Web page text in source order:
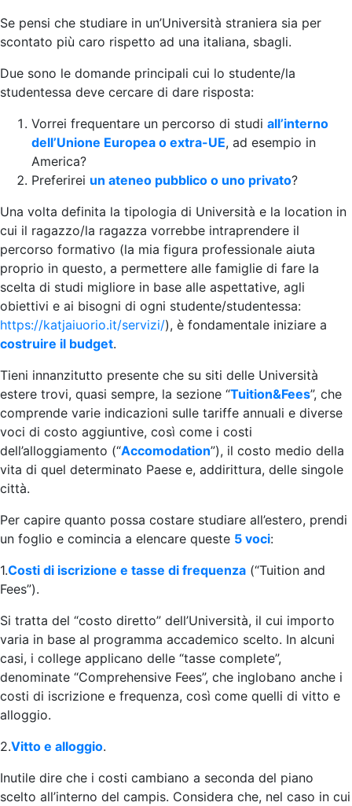
Se pensi che studiare in un’Università straniera sia per
scontato più caro rispetto ad una italiana, sbagli.
Due sono le domande principali cui lo studente/la
studentessa deve cercare di dare risposta:
Vorrei frequentare un percorso di studi all’interno
dell’Unione Europea o extra-UE, ad esempio in
America?
Preferirei un ateneo pubblico o uno privato?
Una volta definita la tipologia di Università e la location in
cui il ragazzo/la ragazza vorrebbe intraprendere il
percorso formativo (la mia figura professionale aiuta
proprio in questo, a permettere alle famiglie di fare la
scelta di studi migliore in base alle aspettative, agli
obiettivi e ai bisogni di ogni studente/studentessa:
https://katjaiuorio.it/servizi/), è fondamentale iniziare a
costruire il budget.
Tieni innanzitutto presente che su siti delle Università
estere trovi, quasi sempre, la sezione “Tuition&Fees”, che
comprende varie indicazioni sulle tariffe annuali e diverse
voci di costo aggiuntive, così come i costi
dell’alloggiamento (“Accomodation”), il costo medio della
vita di quel determinato Paese e, addirittura, delle singole
città.
Per capire quanto possa costare studiare all’estero, prendi
un foglio e comincia a elencare queste 5 voci:
1.Costi di iscrizione e tasse di frequenza (“Tuition and
Fees”).
Si tratta del “costo diretto” dell’Università, il cui importo
varia in base al programma accademico scelto. In alcuni
casi, i college applicano delle “tasse complete”,
denominate “Comprehensive Fees”, che inglobano anche i
costi di iscrizione e frequenza, così come quelli di vitto e
alloggio.
2.Vitto e alloggio.
Inutile dire che i costi cambiano a seconda del piano
scelto all’interno del campis. Considera che, nel caso in cui